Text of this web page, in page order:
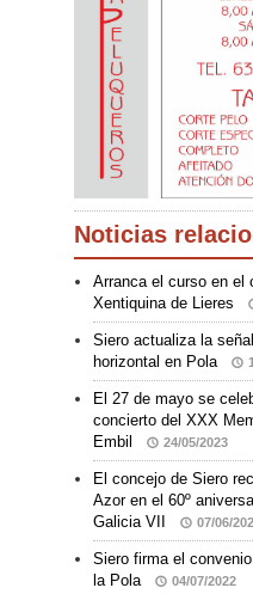
Noticias
Arranca el curso en el
Xentiquina de Lieres
Siero actualiza la
horizontal en Pola
El 27 de mayo se
concierto del XXX
Embil
24/05/2023
El concejo de Siero
Azor en el 60º
Galicia VII
07/06/
Siero firma el
la Pola
04/07/2022